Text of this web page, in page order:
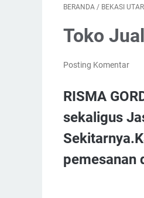
BERANDA / BEKASI
Toko
Posting Komentar
RISMA
sekaligus
pemesanan